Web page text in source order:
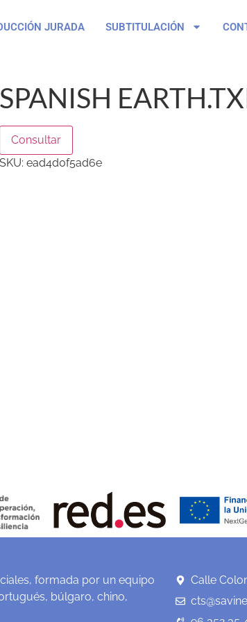
JURADA SUBTITULACIÓN
SPANISH
Consultar
SKU: ead4d0f5ad6e
formada por un equipo
búlgaro, chino,
Calle